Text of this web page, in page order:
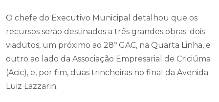
O chefe do Executivo Municipal detalhou que os
recursos serão destinados a três grandes obras: dois
viadutos, um próximo ao 28º GAC, na Quarta Linha, e
outro ao lado da Associação Empresarial de Criciúma
(Acic), e, por fim, duas trincheiras no final da Avenida
Luiz Lazzarin.